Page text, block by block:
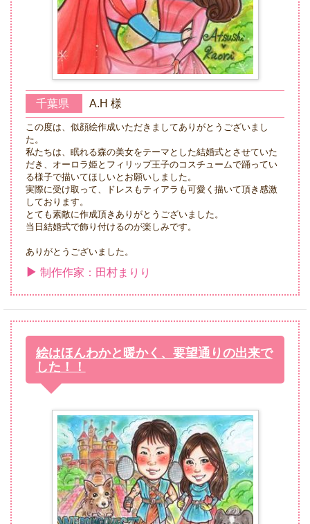
千葉県 A.H 様
この度は、似顔絵作成いただきましてありがとうございまし
た。
私たちは、眠れる森の美女をテーマとした結婚式とさせていた
だき、オーロラ姫とフィリップ王子のコスチュームで踊ってい
る様子で描いてほしいとお願いしました。
実際に受け取って、ドレスもティアラも可愛く描いて頂き感激
しております。
とても素敵に作成頂きありがとうございました。
当日結婚式で飾り付けるのが楽しみです。
ありがとうございました。
制作作家：田村まりり
絵はほんわかと暖かく、要望通りの出来で
した！！